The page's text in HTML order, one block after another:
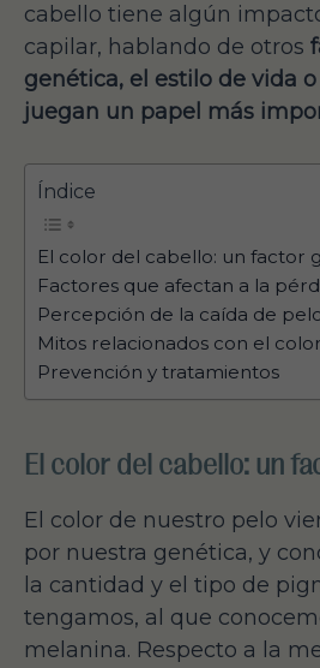
cabello tiene algún
capilar, hablando de otros
genética, el estilo de vida
juegan un papel más
Índice
El color del cabello: un factor
Factores que afectan a la
Percepción de la caída de
Mitos relacionados con el
Prevención y tratamientos
El color del cabello: un
El color de nuestro pelo
por nuestra genética, y
la cantidad y el tipo de
tengamos, al que
melanina. Respecto a la